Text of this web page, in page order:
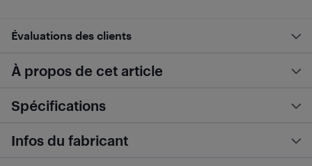
Évaluations des clients
À propos de cet article
Spécifications
Infos du fabricant